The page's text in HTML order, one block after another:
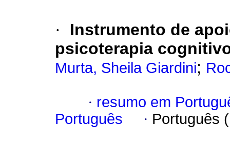
·
Instrumento de
psicoterapia
Murta, Sheila Giardini;
· resumo em
Português
· Português